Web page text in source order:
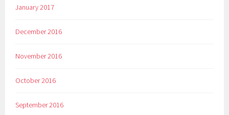
January 2017
December 2016
November 2016
October 2016
September 2016